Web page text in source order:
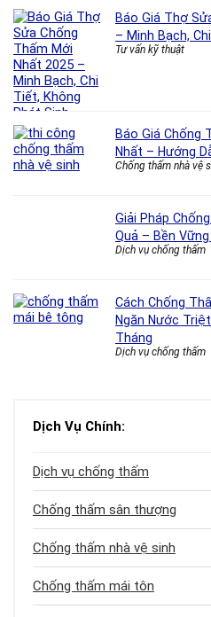
Báo Giá Thợ
– Minh Bạch,
Tư vấn kỹ thuật
Báo Giá Chống
Nhất – Hướng
Chống thấm nhà vệ
Giải Pháp
Quả – Bền
Dịch vụ chống thấm
Cách Chống
Ngăn Nước
Tháng
Dịch vụ chống thấm
Dịch Vụ Chính:
Dịch vụ chống thấm
Chống thấm sân thượng
Chống thấm nhà vệ sinh
Chống thấm mái tôn